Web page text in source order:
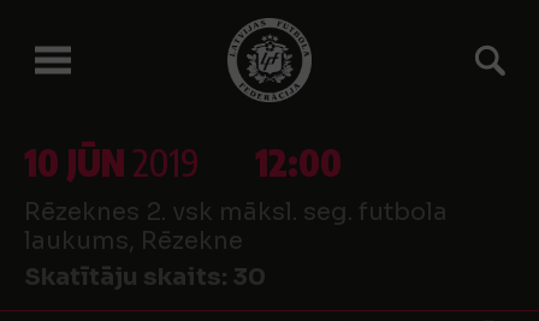
10 JŪN2019 12:00
Rēzeknes 2. vsk māksl. seg. futbola
laukums, Rēzekne
Skatītāju skaits: 30